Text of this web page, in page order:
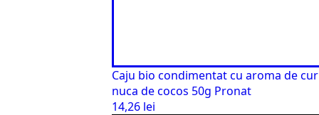
Caju bio condimentat cu aroma de
nuca de cocos 50g Pronat
14,26 lei